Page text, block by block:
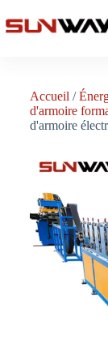
Accueil /
d'armoire
d'armoire